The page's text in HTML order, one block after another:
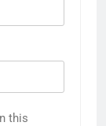
thisवाले भक्तों